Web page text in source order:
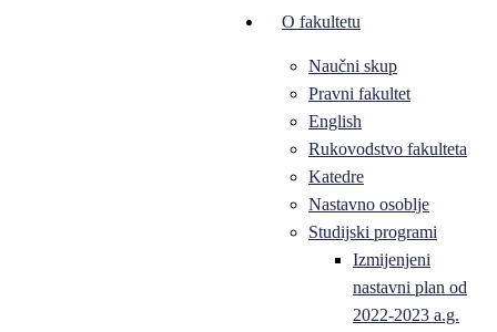
O fakultetu
Naučni skup
Pravni fakultet
English
Rukovodstvo fakulteta
Katedre
Nastavno osoblje
Studijski programi
Izmijenjeni
nastavni plan od
2022-2023 a.g.